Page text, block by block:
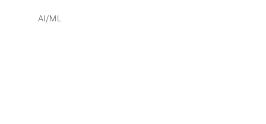
AI/ML